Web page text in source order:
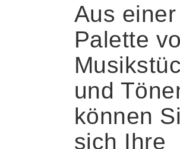
Aus einer
Palette
und
können
sich Ihre